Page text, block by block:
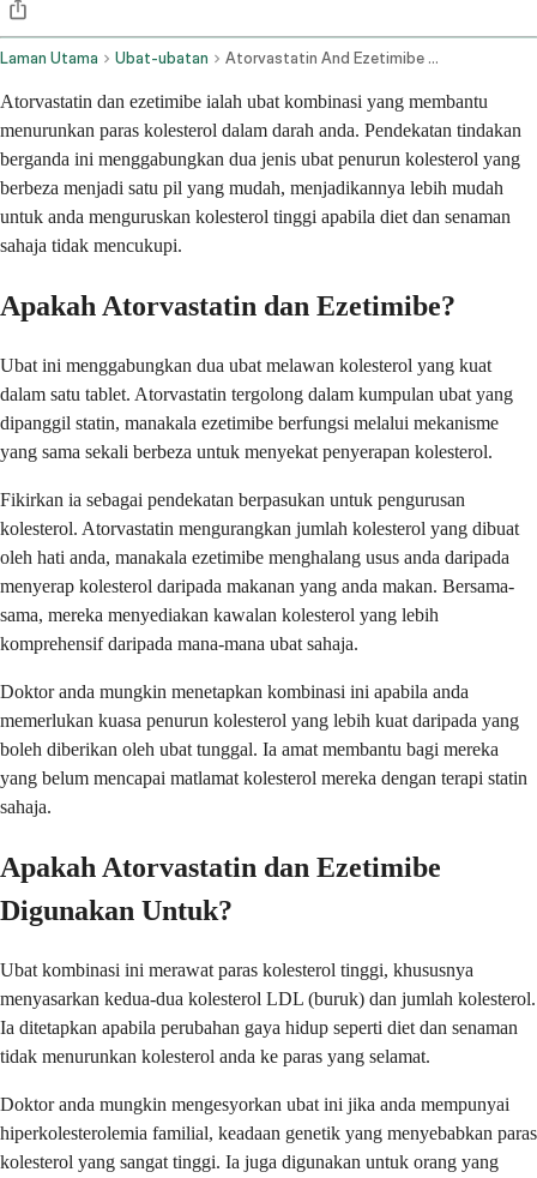
Laman Utama Ubat-ubatan Atorvastatin And Ezetimibe Oral Route
Atorvastatin dan ezetimibe ialah ubat kombinasi yang membantu
menurunkan paras kolesterol dalam darah anda. Pendekatan tindakan
berganda ini menggabungkan dua jenis ubat penurun kolesterol yang
berbeza menjadi satu pil yang mudah, menjadikannya lebih mudah
untuk anda menguruskan kolesterol tinggi apabila diet dan senaman
sahaja tidak mencukupi.
Apakah Atorvastatin dan Ezetimibe?
Ubat ini menggabungkan dua ubat melawan kolesterol yang kuat
dalam satu tablet. Atorvastatin tergolong dalam kumpulan ubat yang
dipanggil statin, manakala ezetimibe berfungsi melalui mekanisme
yang sama sekali berbeza untuk menyekat penyerapan kolesterol.
Fikirkan ia sebagai pendekatan berpasukan untuk pengurusan
kolesterol. Atorvastatin mengurangkan jumlah kolesterol yang dibuat
oleh hati anda, manakala ezetimibe menghalang usus anda daripada
menyerap kolesterol daripada makanan yang anda makan. Bersama-
sama, mereka menyediakan kawalan kolesterol yang lebih
komprehensif daripada mana-mana ubat sahaja.
Doktor anda mungkin menetapkan kombinasi ini apabila anda
memerlukan kuasa penurun kolesterol yang lebih kuat daripada yang
boleh diberikan oleh ubat tunggal. Ia amat membantu bagi mereka
yang belum mencapai matlamat kolesterol mereka dengan terapi statin
sahaja.
Apakah Atorvastatin dan Ezetimibe
Digunakan Untuk?
Ubat kombinasi ini merawat paras kolesterol tinggi, khususnya
menyasarkan kedua-dua kolesterol LDL (buruk) dan jumlah kolesterol.
Ia ditetapkan apabila perubahan gaya hidup seperti diet dan senaman
tidak menurunkan kolesterol anda ke paras yang selamat.
Doktor anda mungkin mengesyorkan ubat ini jika anda mempunyai
hiperkolesterolemia familial, keadaan genetik yang menyebabkan paras
kolesterol yang sangat tinggi. Ia juga digunakan untuk orang yang